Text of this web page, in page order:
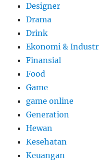
Designer
Drama
Drink
Ekonomi &
Finansial
Food
Game
game online
Generation
Hewan
Kesehatan
Keuangan